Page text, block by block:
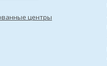
центры